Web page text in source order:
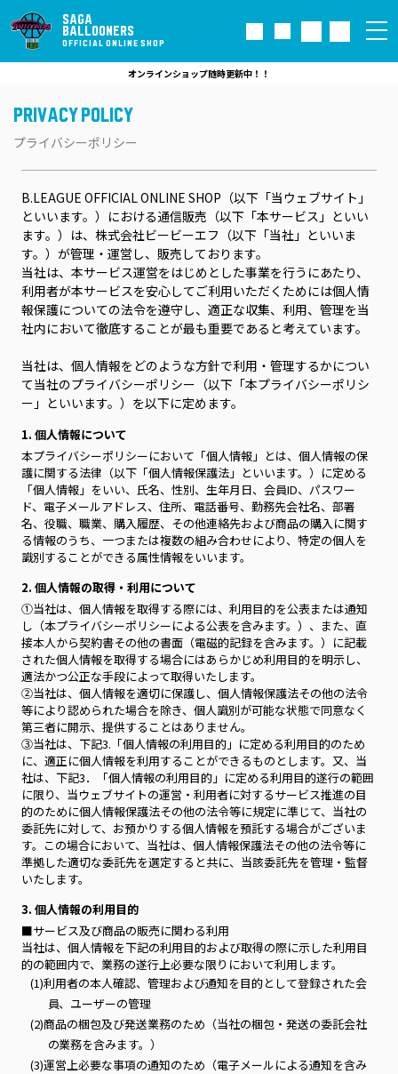
SAGA
BALLOONERS
OFFICIAL ONLINE SHOP
オンラインショップ随時更新中！！
PRIVACY POLICY
プライバシーポリシー
B.LEAGUE OFFICIAL ONLINE SHOP（以下「当ウェブサイト」
といいます。）における通信販売（以下「本サービス」といい
ます。）は、株式会社ビービーエフ（以下「当社」といいま
す。）が管理・運営し、販売しております。
当社は、本サービス運営をはじめとした事業を行うにあたり、
利用者が本サービスを安心してご利用いただくためには個人情
報保護についての法令を遵守し、適正な収集、利用、管理を当
社内において徹底することが最も重要であると考えています。
当社は、個人情報をどのような方針で利用・管理するかについ
て当社のプライバシーポリシー（以下「本プライバシーポリシ
ー」といいます。）を以下に定めます。
1. 個人情報について
本プライバシーポリシーにおいて「個人情報」とは、個人情報の保
護に関する法律（以下「個人情報保護法」といいます。）に定める
「個人情報」をいい、氏名、性別、生年月日、会員ID、パスワー
ド、電子メールアドレス、住所、電話番号、勤務先会社名、部署
名、役職、職業、購入履歴、その他連絡先および商品の購入に関す
る情報のうち、一つまたは複数の組み合わせにより、特定の個人を
識別することができる属性情報をいいます。
2. 個人情報の取得・利用について
①当社は、個人情報を取得する際には、利用目的を公表または通知
し（本プライバシーポリシーによる公表を含みます。）、また、直
接本人から契約書その他の書面（電磁的記録を含みます。）に記載
された個人情報を取得する場合にはあらかじめ利用目的を明示し、
適法かつ公正な手段によって取得いたします。
②当社は、個人情報を適切に保護し、個人情報保護法その他の法令
等により認められた場合を除き、個人識別が可能な状態で同意なく
第三者に開示、提供することはありません。
③当社は、下記3.「個人情報の利用目的」に定める利用目的のため
に、適正に個人情報を利用することができるものとします。又、当
社は、下記3．「個人情報の利用目的」に定める利用目的遂行の範囲
に限り、当ウェブサイトの運営・利用者に対するサービス推進の目
的のために個人情報保護法その他の法令等に規定に準じて、当社の
委託先に対して、お預かりする個人情報を預託する場合がございま
す。この場合において、当社は、個人情報保護法その他の法令等に
準拠した適切な委託先を選定すると共に、当該委託先を管理・監督
いたします。
3. 個人情報の利用目的
■サービス及び商品の販売に関わる利用
当社は、個人情報を下記の利用目的および取得の際に示した利用目
的の範囲内で、業務の遂行上必要な限りにおいて利用します。
(1)利用者の本人確認、管理および通知を目的として登録された会
員、ユーザーの管理
(2)商品の梱包及び発送業務のため（当社の梱包・発送の委託会社
の業務を含みます。）
(3)運営上必要な事項の通知のため（電子メールによる通知を含み